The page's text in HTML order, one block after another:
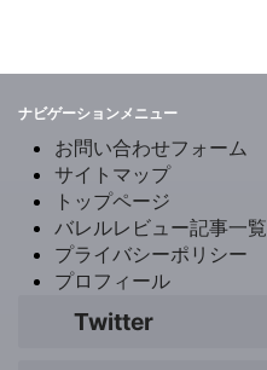
ナビゲーションメニュー
お問い合わせフォーム
サイトマップ
トップページ
バレルレビュー記事一覧
プライバシーポリシー
プロフィール
Twitter